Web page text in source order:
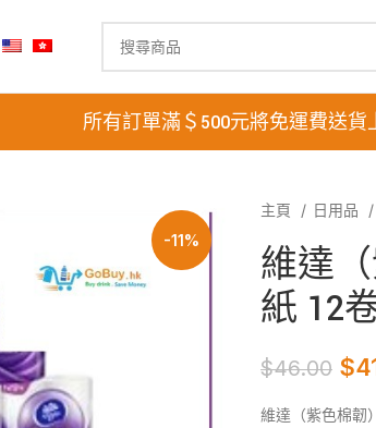
所有訂單滿＄500元將免運費送貨
-11%
主頁 日用品
維達
紙 12
$46.00 $
維達（紫色棉韌